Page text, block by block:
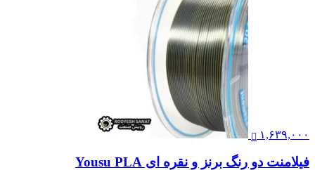
۱,۶۳۹,۰۰۰
فیلامنت دو رنگ برنز و نقره ای Yousu PLA